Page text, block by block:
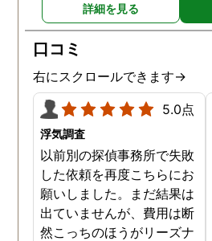
詳細を見る
口コミ
右にスクロールできます→
5.0点
浮気調査
以前別の探偵事務所で失敗
した依頼を再度こちらにお
願いしました。まだ結果は
出ていませんが、費用は断
然こっちのほうがリーズナ